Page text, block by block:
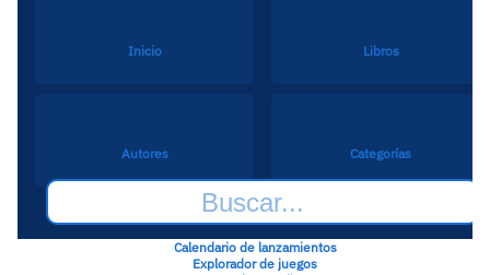
Inicio Libros
Autores Categorías
Calendario de lanzamientos
Explorador de juegos